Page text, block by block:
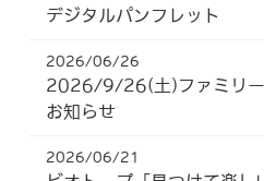
デジタルパンフレット
2026/06/26
2026/9/26(土)ファミリー
お知らせ
2026/06/21